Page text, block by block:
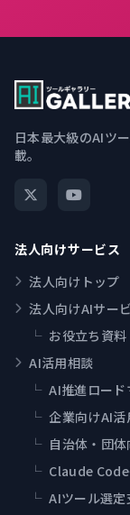
日本最大級のAIツ
載。
法人向けサービス
法人向けトップ
法人向けAIサー
└ お役立ち資料
AI活用相談
└ AI推進ロード
└ 企業向けAI活
└ 自治体・団
└ Claude
└ AIツール選定